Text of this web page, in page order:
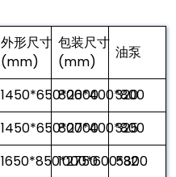
外形尺寸
(mm)
包装尺寸
(mm)
油泵
1450*650*2600800*400*800
320
1450*650*2700800*400*800
325
1650*850*27501000*600*800
532